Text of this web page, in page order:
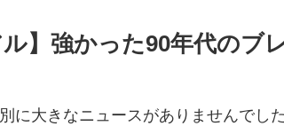
ル】強かった90年代のブ
に大きなニュースがありませんでした